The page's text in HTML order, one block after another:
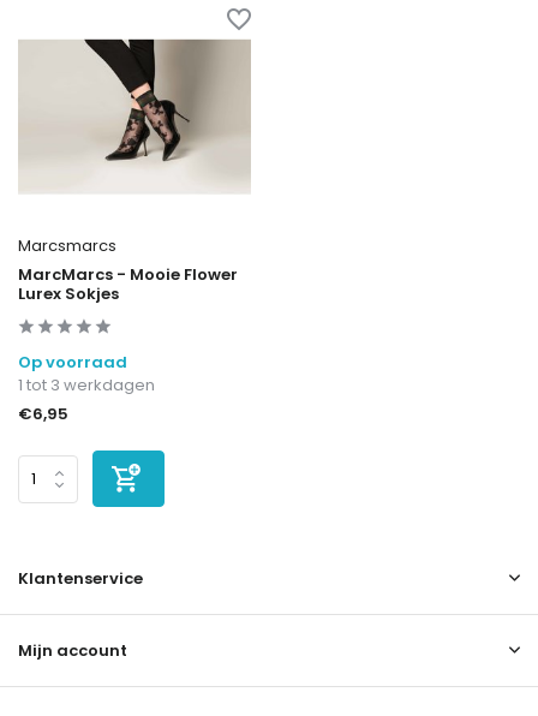
Marcsmarcs
MarcMarcs - Mooie Flower
Lurex Sokjes
Op voorraad
1 tot 3 werkdagen
€6,95
Klantenservice
Mijn account